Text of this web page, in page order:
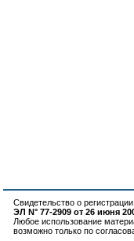
Свидетельство о
ЭЛ N° 77-2909 от 26 июня
Любое использование
возможно только по